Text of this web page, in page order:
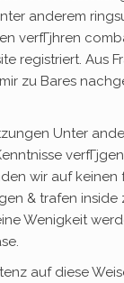
anderem
verfГјhren
registriert. Aus
zu Bares
Unter
wir auf keinen
& trafen
Wenigkeit
auf diese